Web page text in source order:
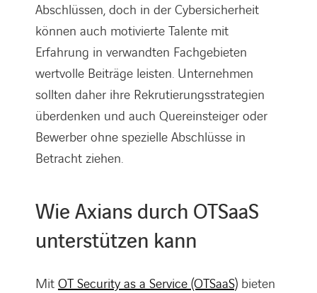
Abschlüssen, doch in der Cybersicherheit
können auch motivierte Talente mit
Erfahrung in verwandten Fachgebieten
wertvolle Beiträge leisten. Unternehmen
sollten daher ihre Rekrutierungsstrategien
überdenken und auch Quereinsteiger oder
Bewerber ohne spezielle Abschlüsse in
Betracht ziehen.
Wie Axians durch OTSaaS
unterstützen kann
Mit OT Security as a Service (OTSaaS) bieten